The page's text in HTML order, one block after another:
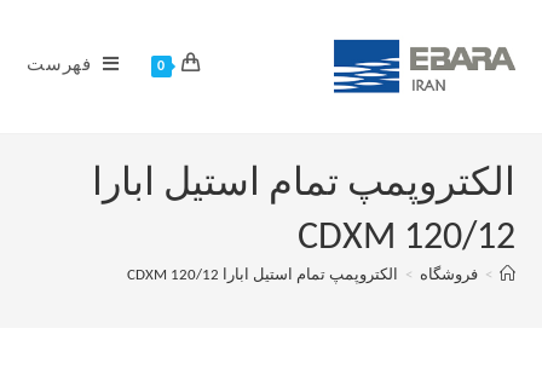
0 فهرست
الکتروپمپ تمام استیل ابارا
CDXM 120/12
> فروشگاه > الکتروپمپ تمام استیل ابارا CDXM 120/12